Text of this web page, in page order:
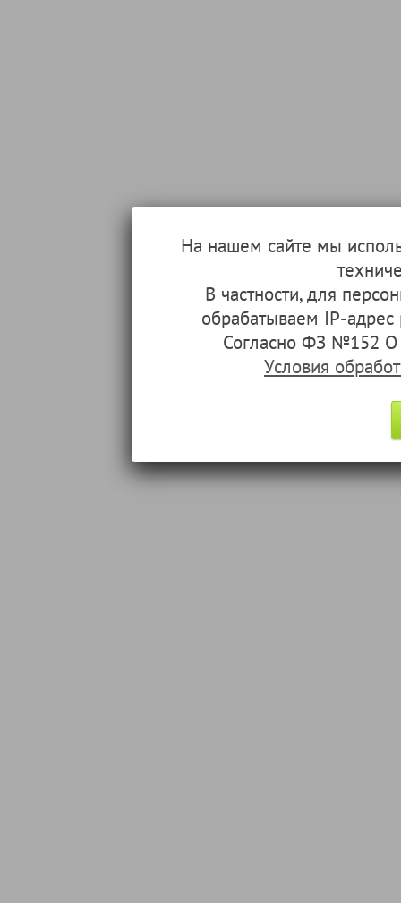
На нашем сайте мы
В частности, для
обрабатываем IP-
Согласно ФЗ №152 О
Условия